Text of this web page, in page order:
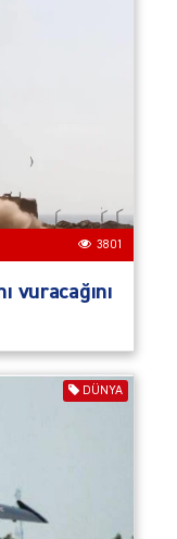
3801
vuracağını
DÜNYA